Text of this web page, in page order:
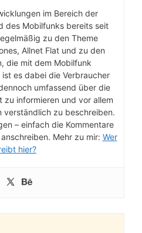
im Bereich der
des Mobilfunks bereits seit
zu den Theme
Allnet Flat und zu den
die mit dem Mobilfunk
es dabei die Verbraucher
umfassend über die
informieren und vor allem
verständlich zu beschreiben.
– einfach die Kommentare
Mehr zu mir: Wer
hier?